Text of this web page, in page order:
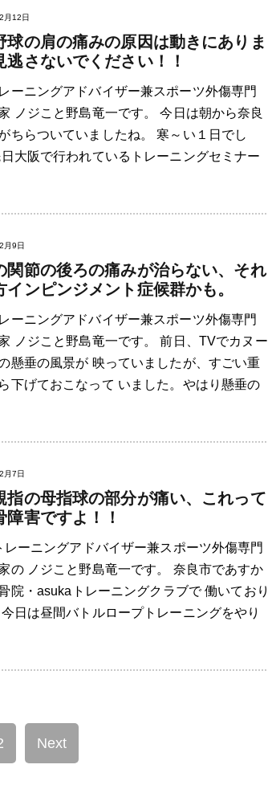
月12日
球の肩の痛みの原因は動きにありま
逃さないでください！！
ーニングアドバイザー兼スポーツ外傷専門
ノジこと野島竜一です。 今日は朝から奈良
ちらついていましたね。 寒～い１日でし
大阪で行われているトレーニングセミナー
月9日
関節の後ろの痛みが治らない、それ
インピンジメント症候群かも。
ーニングアドバイザー兼スポーツ外傷専門
ノジこと野島竜一です。 前日、TVでカヌー
懸垂の風景が 映っていましたが、すごい重
下げておこなって いました。やはり懸垂の
月7日
指の母指球の部分が痛い、これって
障害ですよ！！
レーニングアドバイザー兼スポーツ外傷専門
の ノジこと野島竜一です。 奈良市であすか
院・asukaトレーニングクラブで 働いており
今日は昼間バトルロープトレーニングをやり
Next